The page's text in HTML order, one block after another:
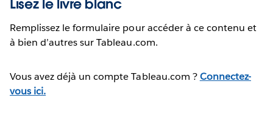
Lisez le livre blanc
Remplissez le formulaire pour accéder à ce contenu et
à bien d’autres sur Tableau.com.
Vous avez déjà un compte Tableau.com ?Connectez-
vous ici.